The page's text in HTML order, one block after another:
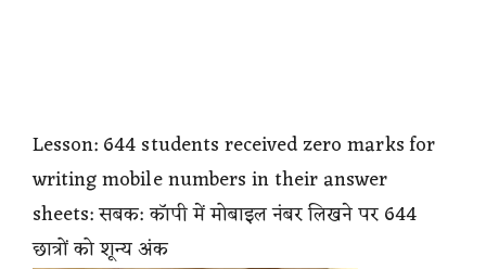
Lesson: 644 students received zero marks for
writing mobile numbers in their answer
sheets: सबक: कॉपी में मोबाइल नंबर लिखने पर 644
छात्रों को शून्य अंक